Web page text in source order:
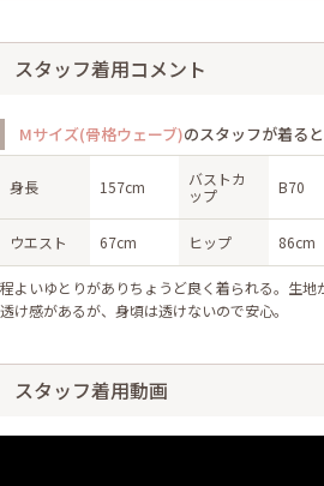
スタッフ着用コメント
Mサイズ(骨格ウェーブ)のスタッフが着ると
身長 157cm
バストカ
ップ
B70
ウエスト 67cm ヒップ 86cm
程よいゆとりがありちょうど良く着られる。生
透け感があるが、身頃は透けないので安心。
スタッフ着用動画